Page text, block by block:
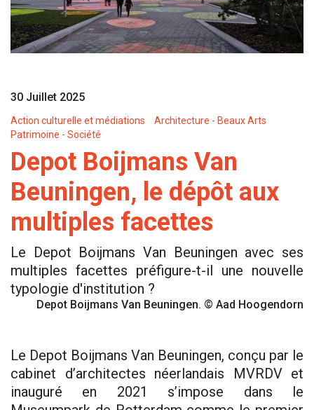
30 Juillet 2025
Action culturelle et médiations
Architecture - Beaux Arts
Patrimoine - Société
Depot Boijmans Van
Beuningen, le dépôt aux
multiples facettes
Le Depot Boijmans Van Beuningen avec ses
multiples facettes préfigure-t-il une nouvelle
typologie d'institution ?
Depot Boijmans Van Beuningen. © Aad Hoogendorn
Le Depot Boijmans Van Beuningen, conçu par le
cabinet d’architectes néerlandais MVRDV et
inauguré en 2021 s’impose dans le